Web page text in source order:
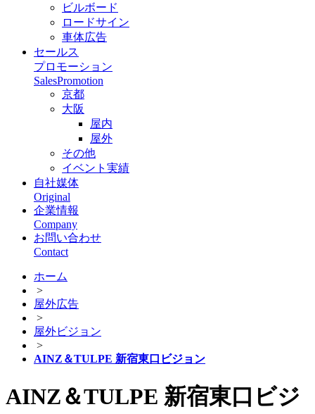
ビルボード
ロードサイン
車体広告
セールス
プロモーション
SalesPromotion
京都
大阪
屋内
屋外
その他
イベント実績
自社媒体
Original
企業情報
Company
お問い合わせ
Contact
ホーム
>
屋外広告
>
屋外ビジョン
>
AINZ＆TULPE 新宿東口ビジョン
AINZ＆TULPE 新宿東口ビジ